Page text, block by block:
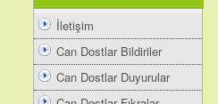
İletişim
Can Dostlar Bildiriler
Can Dostlar Duyurular